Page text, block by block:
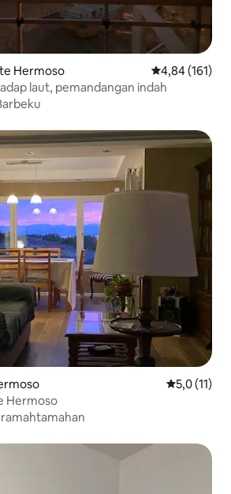
Hermoso Nilai rata-rata
4,84 (161)
laut, pemandangan indah
Nilai rata-
5,0 (11)
Hermoso